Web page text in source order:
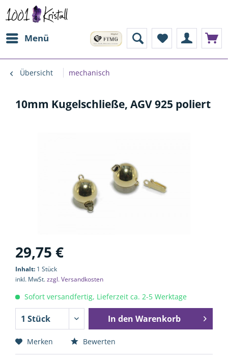
Menü
Übersicht mechanisch
10mm Kugelschließe, AGV 925 poliert
29,75 €
Inhalt: 1 Stück
inkl. MwSt.zzgl. Versandkosten
Sofort versandfertig, Lieferzeit ca. 2-5 Werktage
In den Warenkorb
Merken Bewerten